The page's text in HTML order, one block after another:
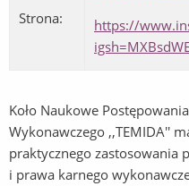
Strona:
https://
Koło Naukowe
Wykonawczego ,,TEMIDA''
praktycznego zastosowania
i prawa karnego